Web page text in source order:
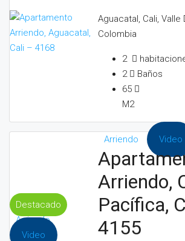
Aguacatal, Cali, Valle
Colombia
2
2
Baños
65
M2
Destacado
Arriendo
Video
Arriendo Video
Arriendo,
Pacífica,
4155